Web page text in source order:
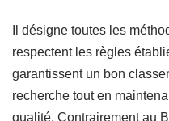
Il désigne toutes les
respectent les règles
garantissent un bon
recherche tout en
qualité. Contrairement au